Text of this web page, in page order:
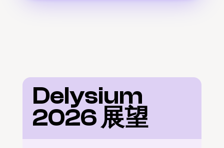
Delysium
2026 展望